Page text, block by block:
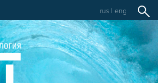
rus | eng